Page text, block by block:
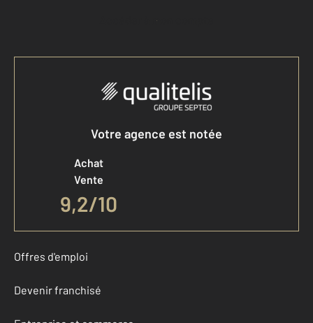
Accéder à mon compte
Votre agence est notée
Achat
Vente
9,2/10
Offres d'emploi
Devenir franchisé